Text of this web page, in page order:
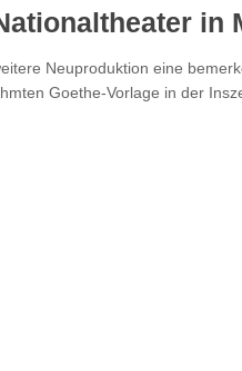
in
Neuproduktion eine
Goethe-Vorlage in der